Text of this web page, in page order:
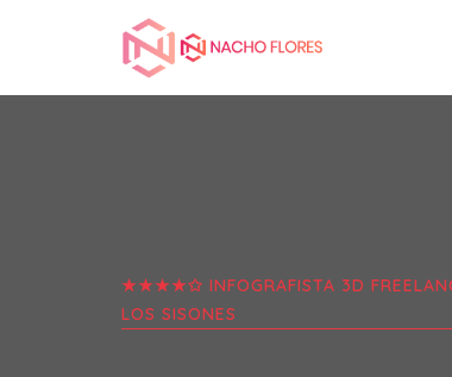
★★★★✩ INFOGRAFISTA 3D
LOS SISONES